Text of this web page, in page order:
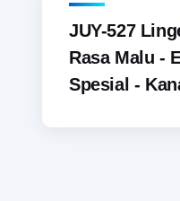
JUY-527
Rasa Malu -
Spesial -